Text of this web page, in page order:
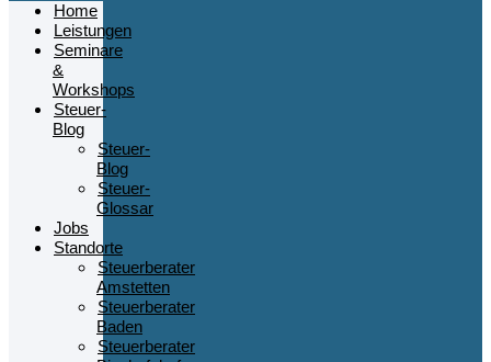
Home
Leistungen
Seminare
&
Workshops
Steuer-
Blog
Steuer-
Blog
Steuer-
Glossar
Jobs
Standorte
Steuerberater
Amstetten
Steuerberater
Baden
Steuerberater